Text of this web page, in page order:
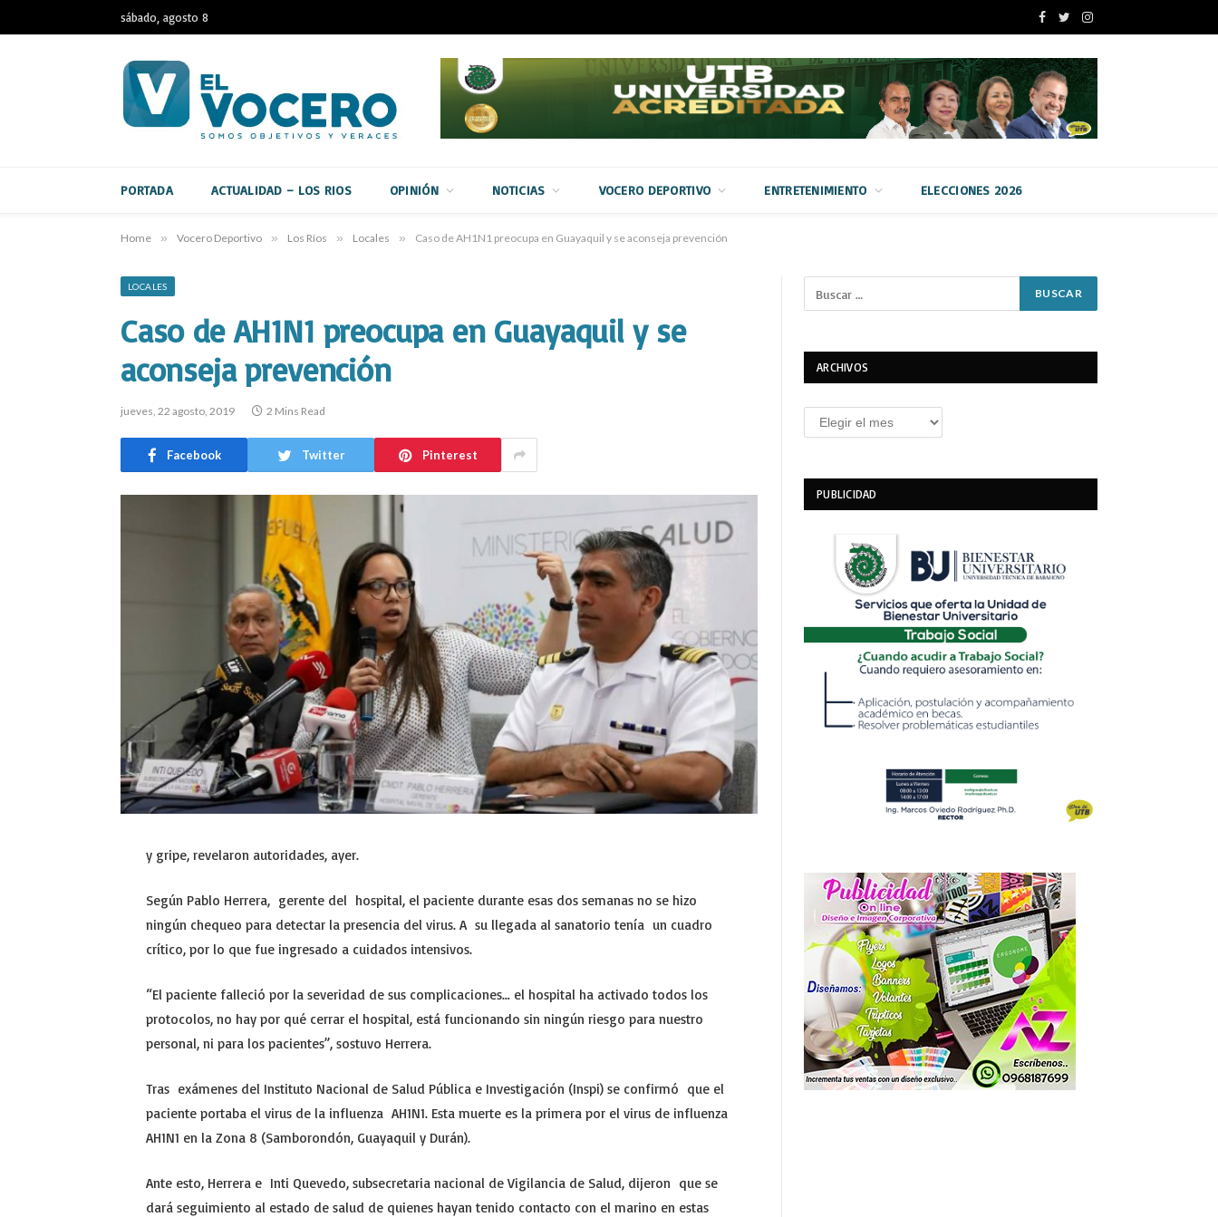
sábado, agosto 8
Facebook
TwitterInstagram
PORTADA ACTUALIDAD – LOS RIOS OPINIÓN NOTICIAS VOCERO DEPORTIVO ENTRETENIMIENTO ELECCIONES 2026
Home » Vocero Deportivo » Los Ríos » Locales » Caso de AH1N1 preocupa en Guayaquil y se aconseja prevención
LOCALES
Caso de AH1N1 preocupa en Guayaquil y se
aconseja prevención
jueves, 22 agosto, 2019 2 Mins Read
Facebook Twitter Pinterest
y gripe, revelaron autoridades, ayer.
Según Pablo Herrera, gerente del hospital, el paciente durante esas dos semanas no se hizo
ningún chequeo para detectar la presencia del virus. A su llegada al sanatorio tenía un cuadro
crítico, por lo que fue ingresado a cuidados intensivos.
“El paciente falleció por la severidad de sus complicaciones… el hospital ha activado todos los
protocolos, no hay por qué cerrar el hospital, está funcionando sin ningún riesgo para nuestro
personal, ni para los pacientes”, sostuvo Herrera.
Tras exámenes del Instituto Nacional de Salud Pública e Investigación (Inspi) se confirmó que el
paciente portaba el virus de la influenza AH1N1. Esta muerte es la primera por el virus de influenza
AH1N1 en la Zona 8 (Samborondón, Guayaquil y Durán).
Ante esto, Herrera e Inti Quevedo, subsecretaria nacional de Vigilancia de Salud, dijeron que se
dará seguimiento al estado de salud de quienes hayan tenido contacto con el marino en estas
ARCHIVOS
Archivos
PUBLICIDAD